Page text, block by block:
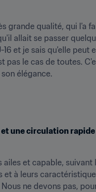
grande qualité, qui l'a
allait se passer
et je sais qu'elle peut
le cas de toutes.
élégance.
une circulation
et capable, suivant
à leurs
ne devons pas,